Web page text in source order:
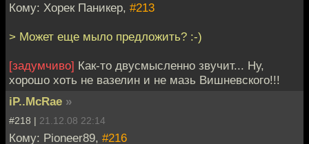
Кому: Хорек Паникер, #213
> Может еще мыло предложить? :-)
[задумчиво] Как-то двусмысленно звучит... Ну,
хорошо хоть не вазелин и не мазь Вишневского!!!
iP..McRae »
#218 | 21.12.08 22:14
Кому: Pioneer89, #216